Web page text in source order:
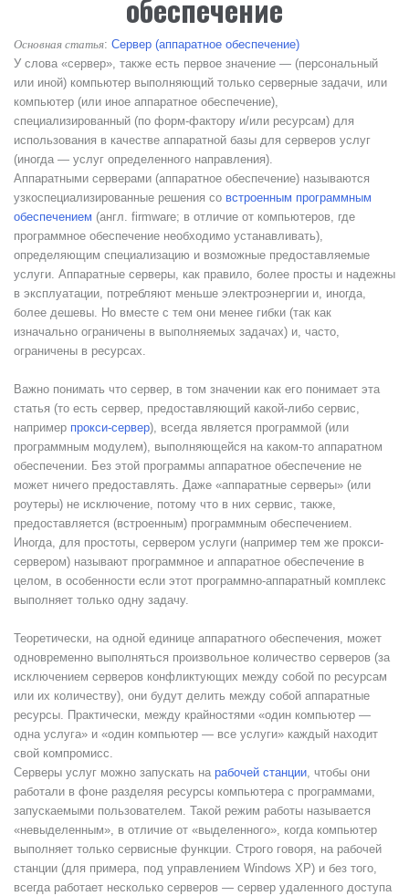
обеспечение
Основная статья: Сервер (аппаратное обеспечение)
У слова «сервер», также есть первое значение — (персональный
или иной) компьютер выполняющий только серверные задачи, или
компьютер (или иное аппаратное обеспечение),
специализированный (по форм-фактору и/или ресурсам) для
использования в качестве аппаратной базы для серверов услуг
(иногда — услуг определенного направления).
Аппаратными серверами (аппаратное обеспечение) называются
узкоспециализированные решения со встроенным программным
обеспечением (англ. firmware; в отличие от компьютеров, где
программное обеспечение необходимо устанавливать),
определяющим специализацию и возможные предоставляемые
услуги. Аппаратные серверы, как правило, более просты и надежны
в эксплуатации, потребляют меньше электроэнергии и, иногда,
более дешевы. Но вместе с тем они менее гибки (так как
изначально ограничены в выполняемых задачах) и, часто,
ограничены в ресурсах.
Важно понимать что сервер, в том значении как его понимает эта
статья (то есть сервер, предоставляющий какой-либо сервис,
например прокси-сервер), всегда является программой (или
программным модулем), выполняющейся на каком-то аппаратном
обеспечении. Без этой программы аппаратное обеспечение не
может ничего предоставлять. Даже «аппаратные серверы» (или
роутеры) не исключение, потому что в них сервис, также,
предоставляется (встроенным) программным обеспечением.
Иногда, для простоты, сервером услуги (например тем же прокси-
сервером) называют программное и аппаратное обеспечение в
целом, в особенности если этот программно-аппаратный комплекс
выполняет только одну задачу.
Теоретически, на одной единице аппаратного обеспечения, может
одновременно выполняться произвольное количество серверов (за
исключением серверов конфликтующих между собой по ресурсам
или их количеству), они будут делить между собой аппаратные
ресурсы. Практически, между крайностями «один компьютер —
одна услуга» и «один компьютер — все услуги» каждый находит
свой компромисс.
Серверы услуг можно запускать на рабочей станции, чтобы они
работали в фоне разделяя ресурсы компьютера с программами,
запускаемыми пользователем. Такой режим работы называется
«невыделенным», в отличие от «выделенного», когда компьютер
выполняет только сервисные функции. Строго говоря, на рабочей
станции (для примера, под управлением Windows XP) и без того,
всегда работает несколько серверов — сервер удаленного доступа